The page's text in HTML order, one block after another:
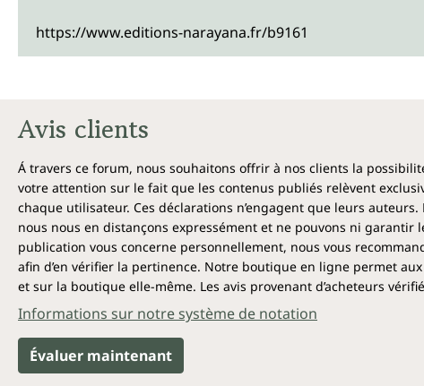
https://www.editions-narayana.fr/b9161
Avis clients
Á travers ce forum, nous souhaitons offrir à nos clients la
votre attention sur le fait que les contenus publiés relèvent
chaque utilisateur. Ces déclarations n’engagent que leurs
nous nous en distançons expressément et ne pouvons ni garantir
publication vous concerne personnellement, nous vous
afin d’en vérifier la pertinence. Notre boutique en ligne permet
et sur la boutique elle-même. Les avis provenant d’acheteurs
Informations sur notre système de notation
Évaluer maintenant